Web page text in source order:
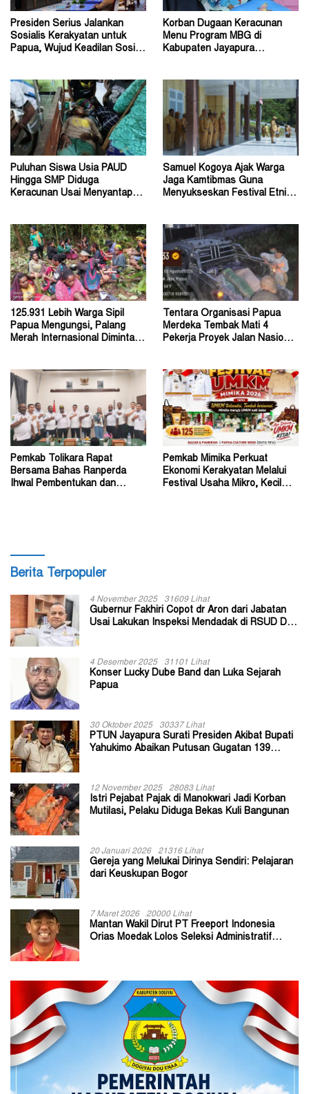
Presiden Serius Jalankan
Sosialis Kerakyatan untuk
Papua, Wujud Keadilan Sosial
Korban Dugaan Keracunan
Menu Program MBG di
Kabupaten Jayapura
Puluhan Siswa Usia PAUD
Hingga SMP Diduga
Keracunan Usai Menyantap
Samuel Kogoya Ajak Warga
Jaga Kamtibmas Guna
Menyukseskan Festival Etnik
125.931 Lebih Warga Sipil
Papua Mengungsi, Palang
Merah Internasional Diminta
Tentara Organisasi Papua
Merdeka Tembak Mati 4
Pekerja Proyek Jalan Nasional
Pemkab Tolikara Rapat
Bersama Bahas Ranperda
Ihwal Pembentukan dan
Pemkab Mimika Perkuat
Ekonomi Kerakyatan Melalui
Festival Usaha Mikro, Kecil
Berita Terpopuler
4 November 2025 31609 Lihat
Gubernur Fakhiri Copot dr Aron dari Jabatan
Usai Lakukan Inspeksi Mendadak di RSUD Dok
4 Desember 2025 31101 Lihat
Konser Lucky Dube Band dan Luka Sejarah
Papua
30 Oktober 2025 30337 Lihat
PTUN Jayapura Surati Presiden Akibat Bupati
Yahukimo Abaikan Putusan Gugatan 139
12 November 2025 28083 Lihat
Istri Pejabat Pajak di Manokwari Jadi Korban
Mutilasi, Pelaku Diduga Bekas Kuli Bangunan
20 Januari 2026 21316 Lihat
Gereja yang Melukai Dirinya Sendiri: Pelajaran
dari Keuskupan Bogor
7 Maret 2026 20000 Lihat
Mantan Wakil Dirut PT Freeport Indonesia
Orias Moedak Lolos Seleksi Administratif